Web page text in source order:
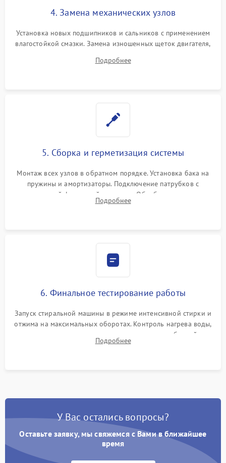
4. Замена механических узлов
Установка новых подшипников и сальников с применением
влагостойкой смазки. Замена изношенных щеток двигателя,
или поврежденной резиновой манжеты.
Подробнее
5. Сборка и герметизация системы
Монтаж всех узлов в обратном порядке. Установка бака на
пружины и амортизаторы. Подключение патрубков с
надежной фиксацией хомутами. Обработка стыков
герметиком для предотвращения возможных протечек воды.
Подробнее
6. Финальное тестирование работы
Запуск стиральной машины в режиме интенсивной стирки и
отжима на максимальных оборотах. Контроль нагрева воды,
корректности слива, отсутствия излишних вибраций,
посторонних стуков и протечек под корпусом.
Подробнее
У Вас остались вопросы?
Оставьте заявку, мы свяжемся с Вами в ближайшее
время